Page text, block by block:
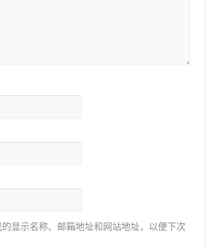
显示名称、邮箱地址和网站地址，以便下次